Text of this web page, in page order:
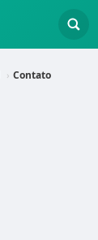
Contato